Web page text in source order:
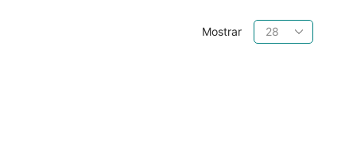
Mostrar
Produtos
por